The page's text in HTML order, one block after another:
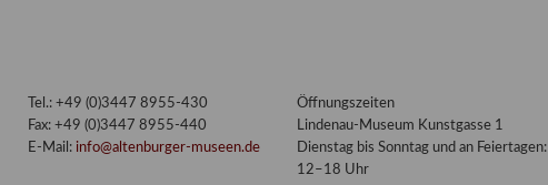
Tel.: +49 (0)3447 8955-430
Fax: +49 (0)3447 8955-440
E-Mail: info@altenburger-museen.de
Öffnungszeiten
Lindenau-Museum Kunstgasse 1
Dienstag bis Sonntag und an Feiertagen:
12–18 Uhr